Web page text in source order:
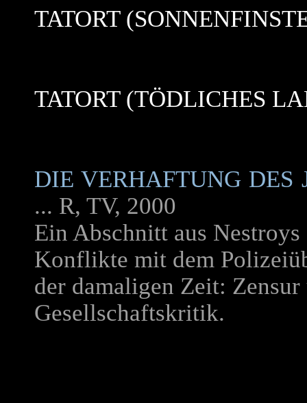
TATORT
TATORT (TÖDLICHES
DIE VERHAFTUNG DES
... R, TV, 2000
Ein Abschnitt aus
Konflikte mit dem
der damaligen Zeit:
Gesellschaftskritik.